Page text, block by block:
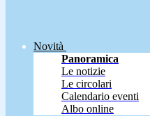
Novità
Panoramica
Le notizie
Le circolari
Calendario eventi
Albo online